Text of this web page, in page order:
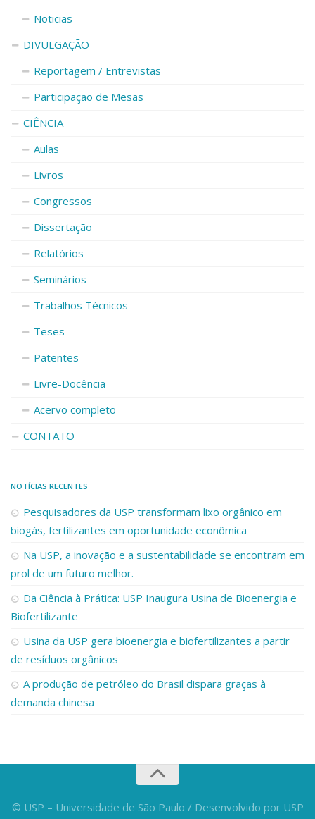
Noticias
DIVULGAÇÃO
Reportagem / Entrevistas
Participação de Mesas
CIÊNCIA
Aulas
Livros
Congressos
Dissertação
Relatórios
Seminários
Trabalhos Técnicos
Teses
Patentes
Livre-Docência
Acervo completo
CONTATO
NOTÍCIAS RECENTES
Pesquisadores da USP transformam lixo orgânico em
biogás, fertilizantes em oportunidade econômica
Na USP, a inovação e a sustentabilidade se encontram em
prol de um futuro melhor.
Da Ciência à Prática: USP Inaugura Usina de Bioenergia e
Biofertilizante
Usina da USP gera bioenergia e biofertilizantes a partir
de resíduos orgânicos
A produção de petróleo do Brasil dispara graças à
demanda chinesa
© USP – Universidade de São Paulo / Desenvolvido por USP